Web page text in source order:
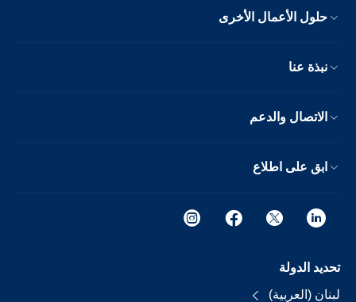
حلول الأعمال الأخرى
نبذة عنا
الاتصال والدعم
ابق على اطلاع
تحديد الدولة
لبنان (العربية)